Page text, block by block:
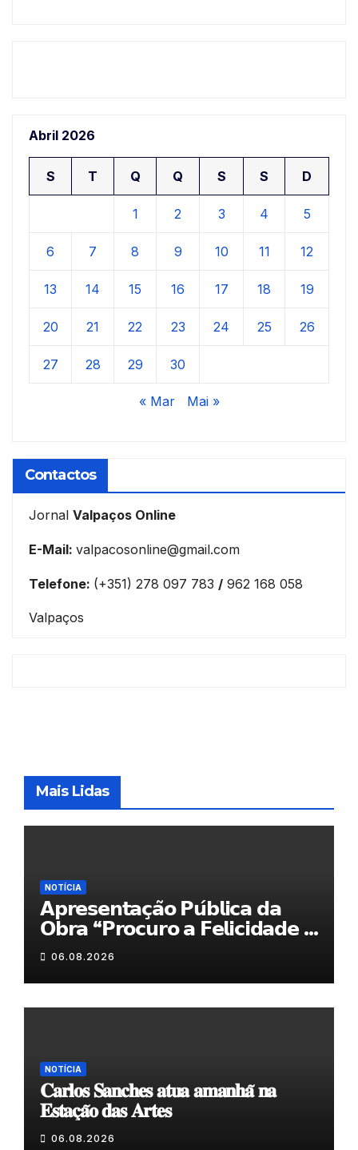
Abril 2026
S T Q Q S S D
1 2 3 4 5
6 7 8 9 10 11 12
13 14 15 16 17 18 19
20 21 22 23 24 25 26
27 28 29 30
« Mar Mai »
Contactos
Jornal Valpaços Online
E-Mail: valpacosonline@gmail.com
Telefone: (+351) 278 097 783 / 962 168 058
Valpaços
Mais Lidas
NOTÍCIA
𝗔𝗽𝗿𝗲𝘀𝗲𝗻𝘁𝗮𝗰̧𝗮̃𝗼 𝗣𝘂́𝗯𝗹𝗶𝗰𝗮 𝗱𝗮
𝗢𝗯𝗿𝗮 “𝗣𝗿𝗼𝗰𝘂𝗿𝗼 𝗮 𝗙𝗲𝗹𝗶𝗰𝗶𝗱𝗮𝗱𝗲 𝗲
𝗲𝗹𝗮 𝗺𝗼𝗿𝗮 𝗰𝗼𝗺𝗶𝗴𝗼”
06.08.2026
NOTÍCIA
𝐂𝐚𝐫𝐥𝐨𝐬 𝐒𝐚𝐧𝐜𝐡𝐞𝐬 𝐚𝐭𝐮𝐚 𝐚𝐦𝐚𝐧𝐡𝐚̃ 𝐧𝐚
𝐄𝐬𝐭𝐚𝐜̧𝐚̃𝐨 𝐝𝐚𝐬 𝐀𝐫𝐭𝐞𝐬
06.08.2026